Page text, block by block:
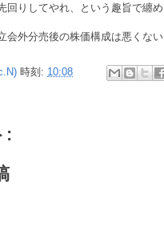
回りしてやれ、という趣旨で纏め
会外分売後の株価構成は悪くない
時刻: 10:08
: